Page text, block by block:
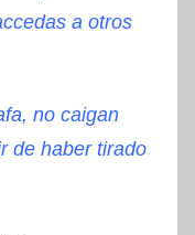
a otros
no caigan
de haber tirado